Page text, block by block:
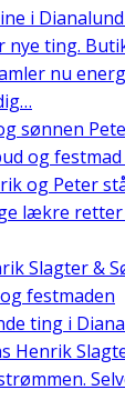
i
nye ting.
nu
Slagter &
festmaden
ting i
Henrik